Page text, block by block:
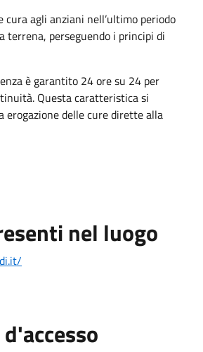
agli anziani nell’ultimo periodo
terrena, perseguendo i principi di
è garantito 24 ore su 24 per
Questa caratteristica si
erogazione delle cure dirette alla
nel luogo